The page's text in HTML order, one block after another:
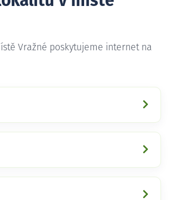
Vražné poskytujeme internet na